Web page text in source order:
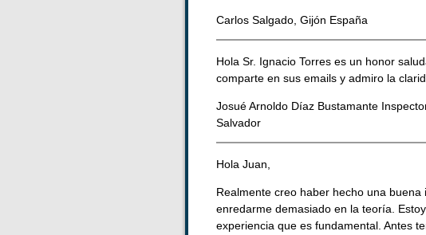
Carlos Salgado, Gijón España
Hola Sr. Ignacio Torres es un honor
comparte en sus emails y admiro la
Josué Arnoldo Díaz Bustamante
Salvador
Hola Juan,
Realmente creo haber hecho una
enredarme demasiado en la teoría.
experiencia que es fundamental. Antes